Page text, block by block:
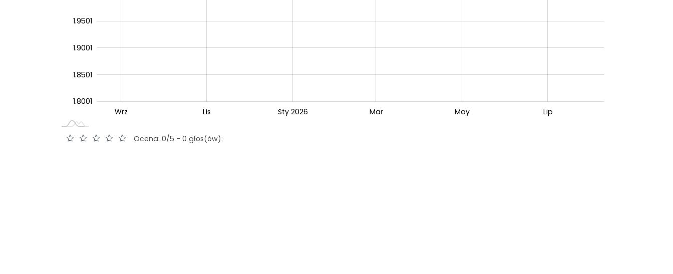
1.8001
1.8501
1.9001
1.9501
Wrz Lis Sty 2026 Mar May Lip
Ocena: 0/5 - 0 głos(ów):